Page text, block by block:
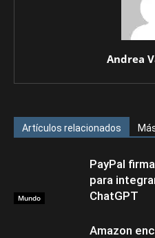
Andrea
Artículos relacionados
Mundo
PayPal
para
ChatGPT
Amazon